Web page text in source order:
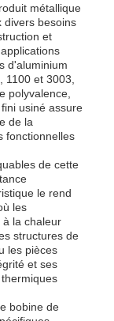
métallique
divers besoins
et
d'aluminium
et 3003,
polyvalence,
usiné assure
de la
fonctionnelles
de cette
le rend
les
la chaleur
structures de
les pièces
et ses
bobine de